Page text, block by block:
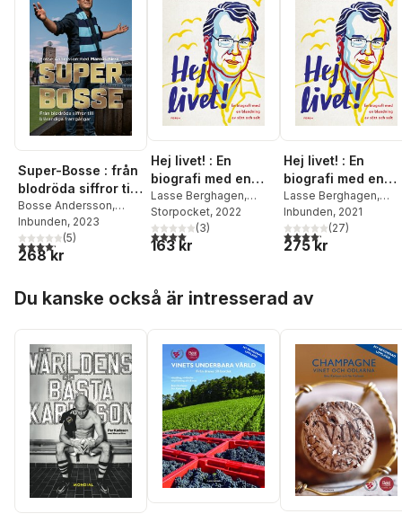
Super-Bosse : från
blodröda siffror till
blårandiga
framgångar
Bosse Andersson,
Marcus Birro
Inbunden, 2023
4,2utav 5 stjärnor. Totalt antal röster:
(5)
268 kr
Hej livet! : En
biografi med en
blandning av sött
och salt
Lasse Berghagen,
Marcus Birro
Storpocket, 2022
4,0utav 5 stjärnor. Totalt antal röster:
(3)
163 kr
Hej livet! : En
biografi med en
blandning av sött
och salt
Lasse Berghagen,
Marcus Birro
Inbunden, 2021
4,2utav 5 stjärnor.
(27)
275 kr
Du kanske också är intresserad av